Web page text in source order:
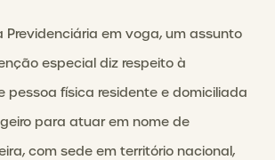
Previdenciária em voga, um assunto
especial diz respeito à
pessoa física residente e domiciliada
para atuar em nome de
com sede em território nacional,